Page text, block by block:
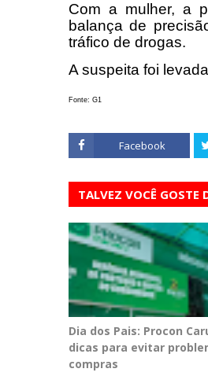
Com a mulher, a
balança de
tráfico de drogas.
A suspeita foi
Fonte: G1
Facebook
TALVEZ VOCÊ GOSTE
Dia dos Pais: Procon
dicas para evitar
compras